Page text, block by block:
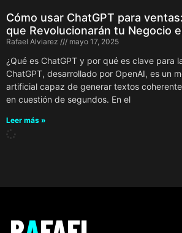
Cómo usar ChatGPT para
que Revolucionarán tu Negocio
Rafael Alviarez mayo 17, 2025
¿Qué es ChatGPT y por qué es clave para
ChatGPT, desarrollado por OpenAI, es un
artificial capaz de generar textos
en cuestión de segundos. En el
Leer más »